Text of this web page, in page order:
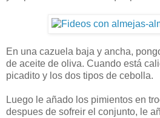
En una cazuela baja y ancha,
de aceite de oliva. Cuando está
picadito y los dos tipos de cebolla.
Luego le añado los pimientos en
despues de sofreir el conjunto, le